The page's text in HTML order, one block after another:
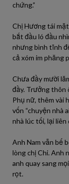
chứng.”
Chị Hương tái
bắt đầu ló đầu
nhưng bình tĩnh
cả xóm im phăng
Chưa đầy mười
đầy. Trưởng thôn
Phụ nữ, thêm vài
vốn “chuyện nhà
nhà lúc tối, lại liên
Anh Nam vẫn bế
lòng chị Chi. Anh
anh quay sang
rọt.